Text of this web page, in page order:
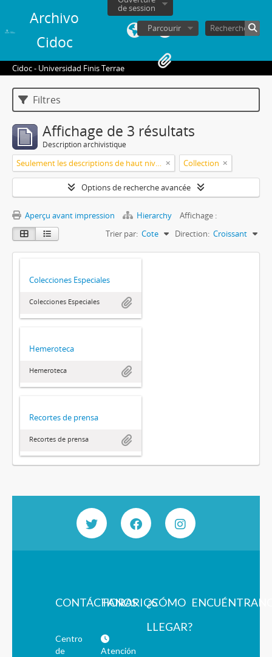
Archivo
Cidoc
de session
Parcourir
Cidoc - Universidad Finis Terrae
Filtres
Affichage de 3 résultats
Description archivistique
Seulement les descriptions de haut niveau Collection
Options de recherche avancée
Aperçu avant impression Hierarchy
Affichage :
Trier par: Cote Direction: Croissant
Colecciones Especiales
Colecciones Especiales
Hemeroteca
Hemeroteca
Recortes de prensa
Recortes de prensa
CONTÁCTANOS
Centro
de
HORARIOS
Atención
¿CÓMO
LLEGAR?